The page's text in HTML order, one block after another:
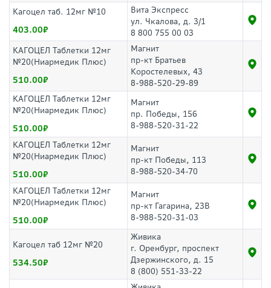
Кагоцел таб. 12мг №10
403.00
Вита Экспресс
ул. Чкалова, д. 3/1
8 800 755 00 03
КАГОЦЕЛ Таблетки 12мг
№20(Ниармедик Плюс)
510.00
Магнит
пр-кт Братьев
Коростелевых, 43
8-988-520-29-89
КАГОЦЕЛ Таблетки 12мг
№20(Ниармедик Плюс)
510.00
Магнит
пр. Победы, 156
8-988-520-31-22
КАГОЦЕЛ Таблетки 12мг
№20(Ниармедик Плюс)
510.00
Магнит
пр-кт Победы, 113
8-988-520-34-70
КАГОЦЕЛ Таблетки 12мг
№20(Ниармедик Плюс)
510.00
Магнит
пр-кт Гагарина, 23В
8-988-520-31-03
Кагоцел таб 12мг №20
534.50
Живика
г. Оренбург, проспект
Дзержинского, д. 15
8 (800) 551-33-22